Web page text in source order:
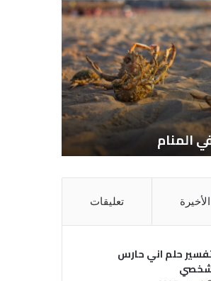
المنام
تفسير
اني
حارس
شخصي
الأخيرة تعليقات
حلم اني حارس